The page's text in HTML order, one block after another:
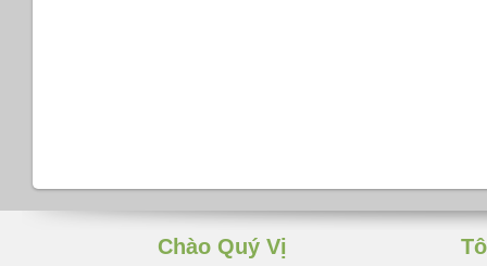
Chào Quý Vị